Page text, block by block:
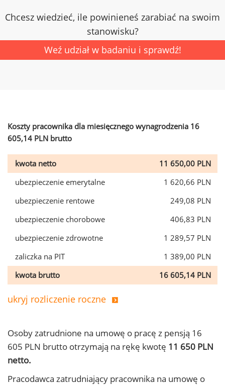
Chcesz wiedzieć, ile powinieneś zarabiać na swoim
stanowisku?
Weź udział w badaniu i sprawdź!
Koszty pracownika dla miesięcznego wynagrodzenia 16
605,14 PLN brutto
kwota netto
11 650,00 PLN
ubezpieczenie emerytalne
1 620,66 PLN
ubezpieczenie rentowe
249,08 PLN
ubezpieczenie chorobowe
406,83 PLN
ubezpieczenie zdrowotne
1 289,57 PLN
zaliczka na PIT
1 389,00 PLN
kwota brutto
16 605,14 PLN
ukryj rozliczenie roczne
Osoby zatrudnione na umowę o pracę z pensją 16
605 PLN brutto otrzymają na rękę kwotę 11 650 PLN
netto.
Pracodawca zatrudniający pracownika na umowę o